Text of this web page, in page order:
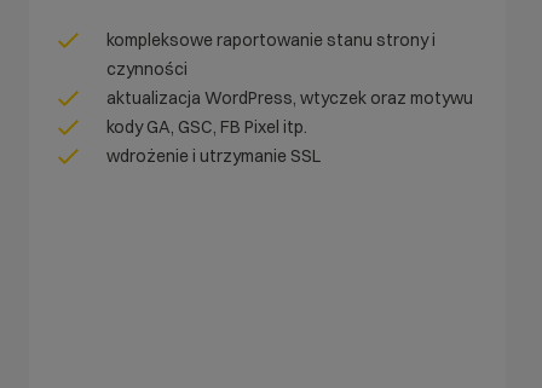
kompleksowe raportowanie stanu strony i
czynności
aktualizacja WordPress, wtyczek oraz motywu
kody GA, GSC, FB Pixel itp.
wdrożenie i utrzymanie SSL